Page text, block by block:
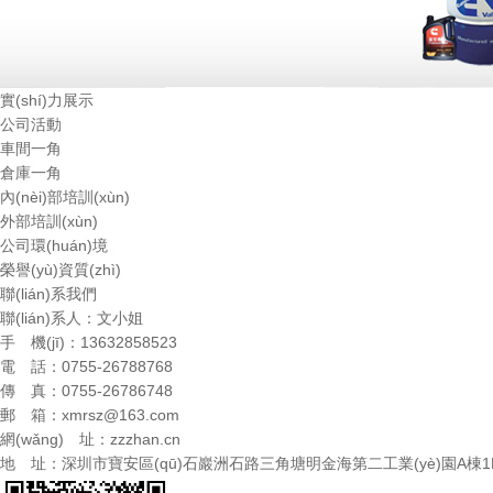
實(shí)力展示
公司活動
車間一角
倉庫一角
內(nèi)部培訓(xùn)
外部培訓(xùn)
公司環(huán)境
榮譽(yù)資質(zhì)
聯(lián)系我們
聯(lián)系人：文小姐
手 機(jī)：13632858523
電 話：0755-26788768
傳 真：0755-26786748
郵 箱： xmrsz@163.com
網(wǎng) 址： zzzhan.cn
地 址：深圳市寶安區(qū)石巖洲石路三角塘明金海第二工業(yè)園A棟